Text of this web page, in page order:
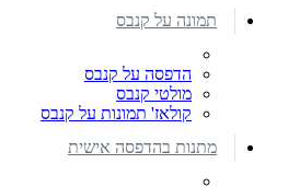
תמונה על קנבס
הדפסה על קנבס
מולטי קנבס
קולאז' תמונות על קנבס
מתנות בהדפסה אישית